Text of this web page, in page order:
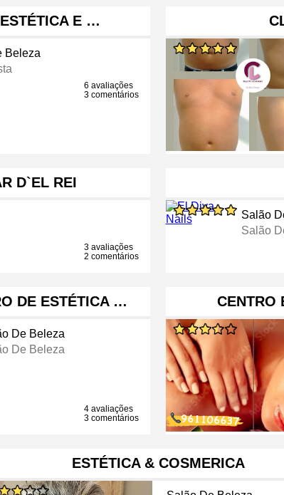
E …
Beleza
6 avaliações
3 comentários
D`EL REI
3 avaliações
2 comentários
Salão
Salão
DE ESTÉTICA …
De Beleza
De Beleza
4 avaliações
3 comentários
CENTRO
ESTÉTICA & COSMERICA